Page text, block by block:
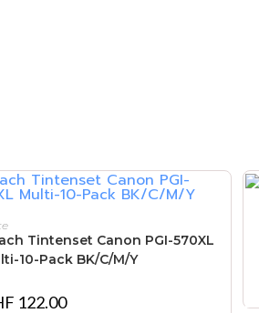
Tintenset Canon PGI-570XL
10-Pack BK/C/M/Y
122.00